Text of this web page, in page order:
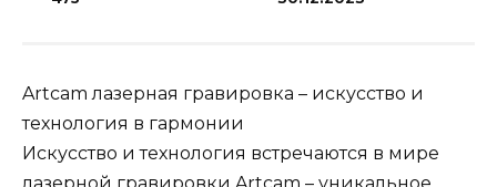
Artcam лазерная гравировка – искусство и
технология в гармонии
Искусство и технология встречаются в мире